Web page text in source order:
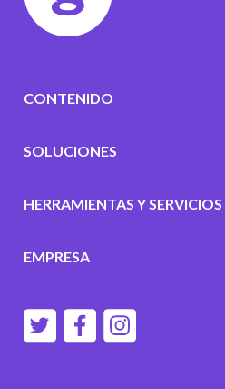
CONTENIDO
SOLUCIONES
HERRAMIENTAS Y SERVICIOS
EMPRESA